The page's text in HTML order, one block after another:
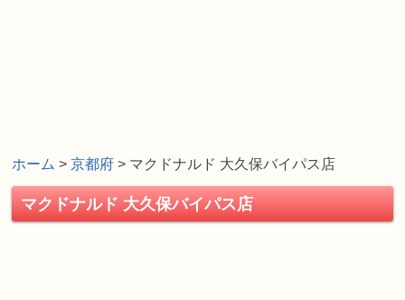
ホーム >京都府 > マクドナルド 大久保バイパス店
マクドナルド 大久保バイパス店